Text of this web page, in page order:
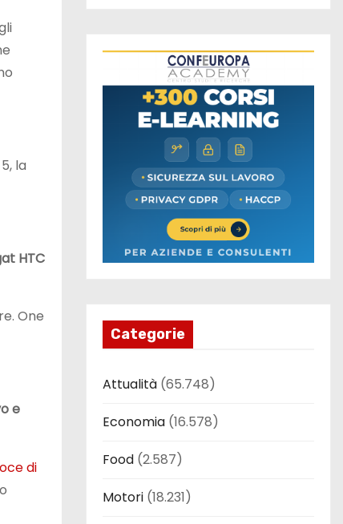
la
HTC
One
e
di
Categorie
Attualità (65.748)
Economia (16.578)
Food (2.587)
Motori (18.231)